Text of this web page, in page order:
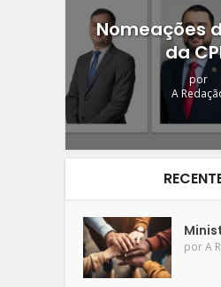
Nomeações
da
por
A
porA